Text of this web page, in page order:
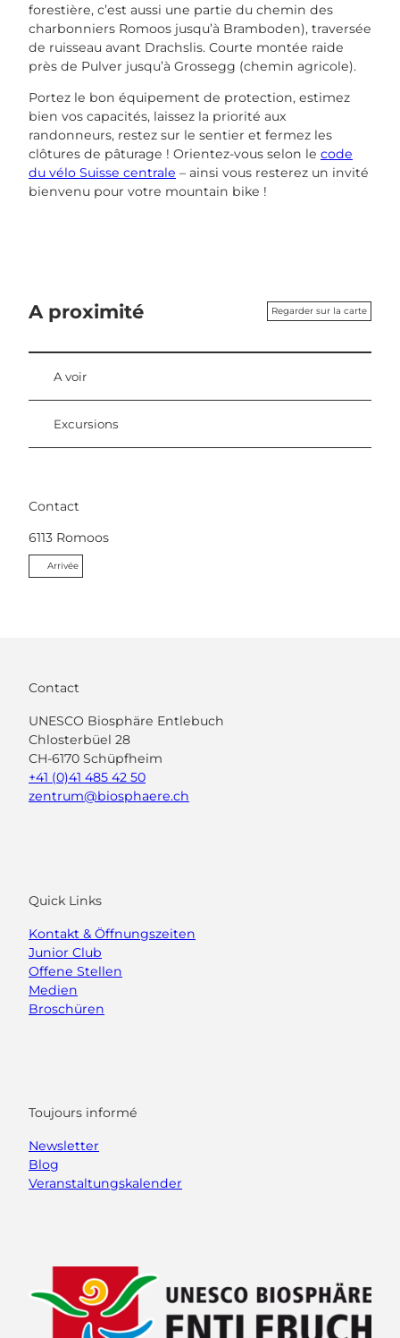
forestière, c’est aussi une partie du chemin des
charbonniers Romoos jusqu’à Bramboden), traversée
de ruisseau avant Drachslis. Courte montée raide
près de Pulver jusqu’à Grossegg (chemin agricole).
Portez le bon équipement de protection, estimez
bien vos capacités, laissez la priorité aux
randonneurs, restez sur le sentier et fermez les
clôtures de pâturage ! Orientez-vous selon le code
du vélo Suisse centrale – ainsi vous resterez un invité
bienvenu pour votre mountain bike !
A proximité Regarder sur la carte
A voir
Excursions
Contact
6113 Romoos
Arrivée
Contact
UNESCO Biosphäre Entlebuch
Chlosterbüel 28
CH-6170 Schüpfheim
+41 (0)41 485 42 50
zentrum@biosphaere.ch
Quick Links
Kontakt & Öffnungszeiten
Junior Club
Offene Stellen
Medien
Broschüren
Toujours informé
Newsletter
Blog
Veranstaltungskalender